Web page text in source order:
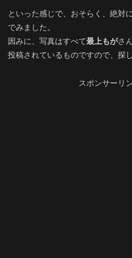
といった感じで、おそらく、絶対
でみました。
因みに、写真はすべて最上もがさ
投稿されているものですので、探
スポンサーリ